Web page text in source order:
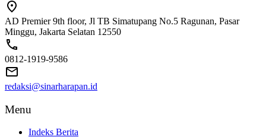
AD Premier 9th floor, Jl TB Simatupang No.5 Ragunan, Pasar
Minggu, Jakarta Selatan 12550
0812-1919-9586
redaksi@sinarharapan.id
Menu
Indeks Berita